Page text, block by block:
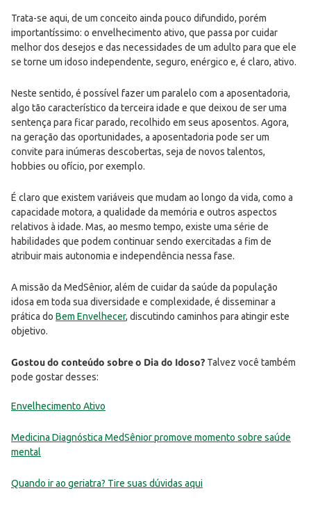
Trata-se aqui, de um conceito ainda pouco difundido, porém
importantíssimo: o envelhecimento ativo, que passa por cuidar
melhor dos desejos e das necessidades de um adulto para que ele
se torne um idoso independente, seguro, enérgico e, é claro, ativo.
Neste sentido, é possível fazer um paralelo com a aposentadoria,
algo tão característico da terceira idade e que deixou de ser uma
sentença para ficar parado, recolhido em seus aposentos. Agora,
na geração das oportunidades, a aposentadoria pode ser um
convite para inúmeras descobertas, seja de novos talentos,
hobbies ou ofício, por exemplo.
É claro que existem variáveis que mudam ao longo da vida, como a
capacidade motora, a qualidade da memória e outros aspectos
relativos à idade. Mas, ao mesmo tempo, existe uma série de
habilidades que podem continuar sendo exercitadas a fim de
atribuir mais autonomia e independência nessa fase.
A missão da MedSênior, além de cuidar da saúde da população
idosa em toda sua diversidade e complexidade, é disseminar a
prática do Bem Envelhecer, discutindo caminhos para atingir este
objetivo.
Gostou do conteúdo sobre o Dia do Idoso? Talvez você também
pode gostar desses:
Envelhecimento Ativo
Medicina Diagnóstica MedSênior promove momento sobre saúde
mental
Quando ir ao geriatra? Tire suas dúvidas aqui